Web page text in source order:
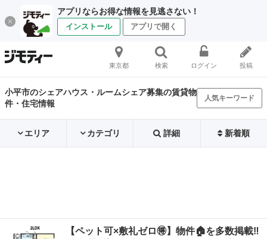
アプリならお得な情報を見逃さない！
インストール アプリで開く
東京都 検索 ログイン 投稿
小平市のシェアハウス・ルームシェア募集の賃貸物
件・住宅情報
人気キーワード
エリア カテゴリ 詳細 新着順
【ペット可×敷礼ゼロ🉐】物件🏠を多数掲載‼️